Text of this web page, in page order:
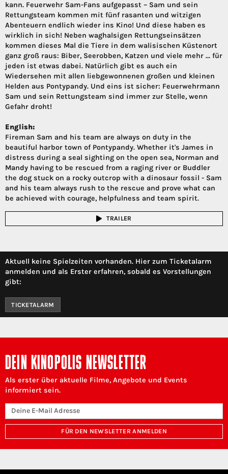
kann. Feuerwehr Sam-Fans aufgepasst – Sam und sein
Rettungsteam kommen mit fünf rasanten und witzigen
Abenteuern endlich wieder ins Kino! Und diese haben es
wirklich in sich! Neben waghalsigen Rettungseinsätzen
kommen dieses Mal die Tiere in dem walisischen Küstenort
ganz groß raus: Biber, Seerobben, Katzen und viele mehr … für
jeden ist etwas dabei. Natürlich gibt es auch ein
Wiedersehen mit allen liebgewonnenen großen und kleinen
Helden aus Pontypandy. Und eins ist sicher: Feuerwehrmann
Sam und sein Rettungsteam sind immer zur Stelle, wenn
Gefahr droht!
English:
Fireman Sam and his team are always on duty in the
beautiful harbor town of Pontypandy. Whether it's James in
distress during a seal sighting on the open sea, Norman and
Mandy having to be rescued from a raging river or Buddler
the dog stuck on a rocky outcrop with a dinosaur fossil - Sam
and his team always rush to the rescue and prove what can
be achieved with courage, helpfulness and team spirit.
TRAILER
Aktuell keine Spielzeiten vorhanden. Hier zum Ticketalarm
anmelden und als Erster erfahren, sobald es Vorstellungen
gibt:
TICKETALARM
DEIN KINOPOLIS NEWSLETTER
Als erster über aktuelle Filme, Angebote und Events
informiert sein.
FÜR DEN NEWSLETTER ANMELDEN